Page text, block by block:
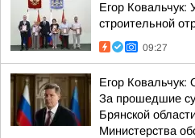
Егор Ковальчук:
строительной
09:27
Егор
За прошедшие
Брянской
Министерства